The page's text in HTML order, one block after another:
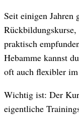
Seit einigen Jahren
praktisch
Hebamme kannst
oft auch flexibler
Wichtig ist: Der
eigentliche